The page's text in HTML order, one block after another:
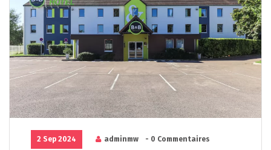
2 Sep 2024 adminmw
- 0 Commentaires